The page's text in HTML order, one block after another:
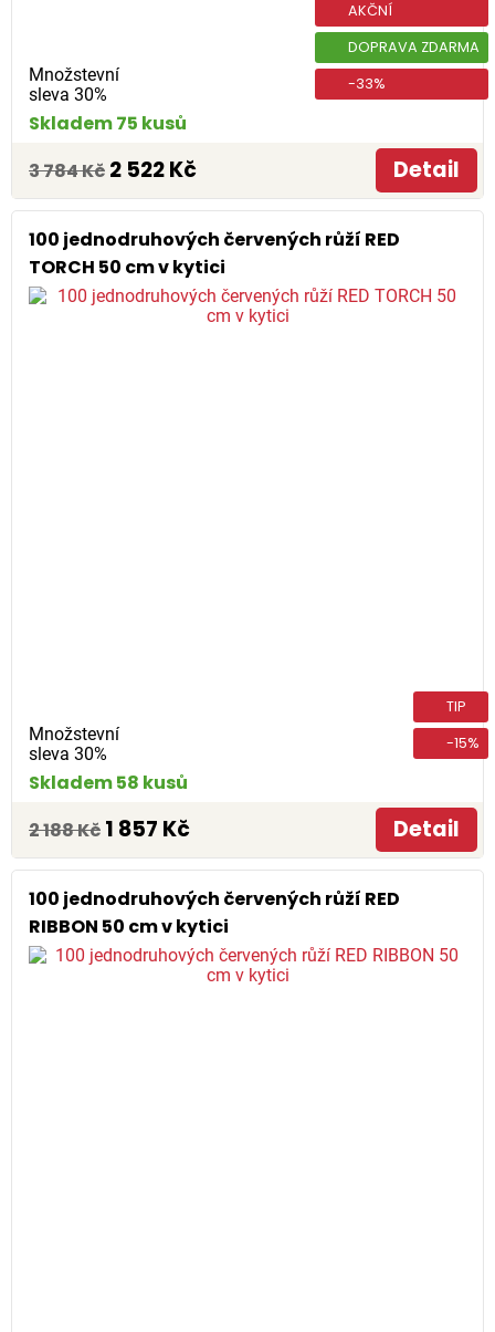
Množstevní
sleva 30%
AKČNÍ
DOPRAVA ZDARMA
-33%
Skladem 75 kusů
3 784 Kč 2 522 Kč Detail
100 jednodruhových červených růží RED
TORCH 50 cm v kytici
Množstevní
sleva 30%
TIP
-15%
Skladem 58 kusů
2 188 Kč 1 857 Kč Detail
100 jednodruhových červených růží RED
RIBBON 50 cm v kytici